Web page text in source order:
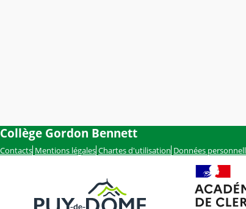
Collège Gordon Bennett
Contacts Mentions légales Chartes d'utilisation Données